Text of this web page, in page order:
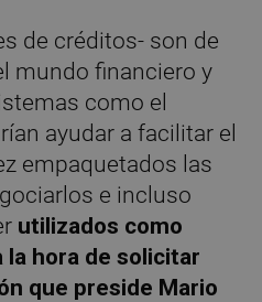
de créditos- son de
mundo financiero y
como el
ayudar a facilitar el
empaquetados las
e incluso
utilizados como
la hora de solicitar
que preside Mario